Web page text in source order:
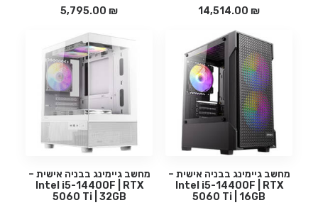
14,514.00 ₪
5,795.00 ₪
הוספה לסל
מחשב גיימינג בבניה אישית –
Intel i5-14400F | RTX
5060 Ti | 16GB
הוספה לסל
מחשב גיימינג בבניה אישית –
Intel i5-14400F | RTX
5060 Ti | 32GB